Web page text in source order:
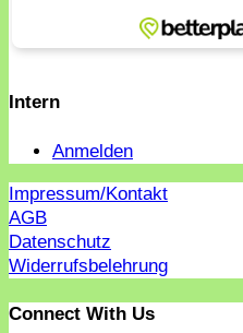
Intern
Anmelden
Impressum/Kontakt
AGB
Datenschutz
Widerrufsbelehrung
Connect With Us